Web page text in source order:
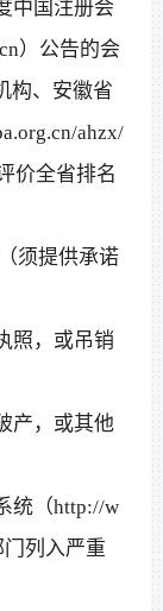
中国注册会
）公告的会
构、安徽省
ahzx/
价全省排名
须提供承诺
照，或吊销
产，或其他
统（http://w
门列入严重